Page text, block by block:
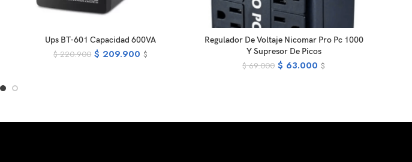
READ MORE
Ups BT-601 Capacidad 600VA
$220.900 $ 209.900 $
READ MORE
Regulador De Voltaje Nicomar Pro Pc 1000
Y Supresor De Picos
$69.000 $ 63.000 $